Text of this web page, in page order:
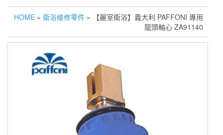
HOME » 衛浴維修零件 » 【麗室衛浴】義大利 PAFFONI 專用
龍頭軸心 ZA91140